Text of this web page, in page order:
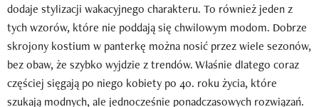
dodaje stylizacji wakacyjnego charakteru. To również jeden z
tych wzorów, które nie poddają się chwilowym modom. Dobrze
skrojony kostium w panterkę można nosić przez wiele sezonów,
bez obaw, że szybko wyjdzie z trendów. Właśnie dlatego coraz
częściej sięgają po niego kobiety po 40. roku życia, które
szukają modnych, ale jednocześnie ponadczasowych rozwiązań.